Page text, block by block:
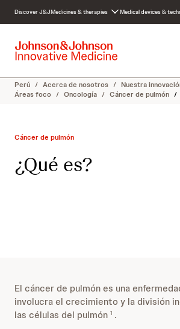
c
Discover J&JMedicines & therapies Medical devices &
Perú / Acerca de nosotros / Nuestra
Áreas foco / Oncología / Cáncer de pulmón /
Cáncer de pulmón
¿Qué es?
El cáncer de pulmón es una
involucra el crecimiento y la división
las células del pulmón 1 .